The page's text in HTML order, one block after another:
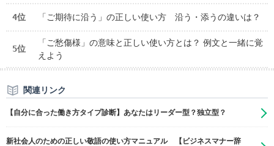
4位 「ご期待に沿う」の正しい使い方 沿う・添うの違いは？
5位
「ご愁傷様」の意味と正しい使い方とは？ 例文と一緒に覚
えよう
関連リンク
【自分に合った働き方タイプ診断】あなたはリーダー型？独立型？
新社会人のための正しい敬語の使い方マニュアル 【ビジネスマナー辞